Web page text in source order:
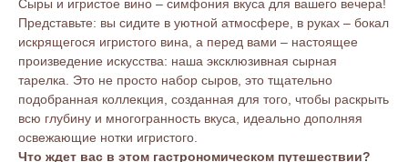
Сыры и игристое вино – симфония вкуса для вашего вечера!
Представьте: вы сидите в уютной атмосфере, в руках – бокал
искрящегося игристого вина, а перед вами – настоящее
произведение искусства: наша эксклюзивная сырная
тарелка. Это не просто набор сыров, это тщательно
подобранная коллекция, созданная для того, чтобы раскрыть
всю глубину и многогранность вкуса, идеально дополняя
освежающие нотки игристого.
Что ждет вас в этом гастрономическом путешествии?